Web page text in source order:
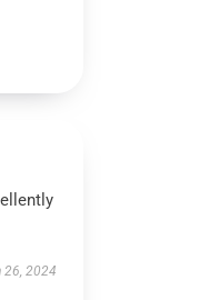
26, 2024